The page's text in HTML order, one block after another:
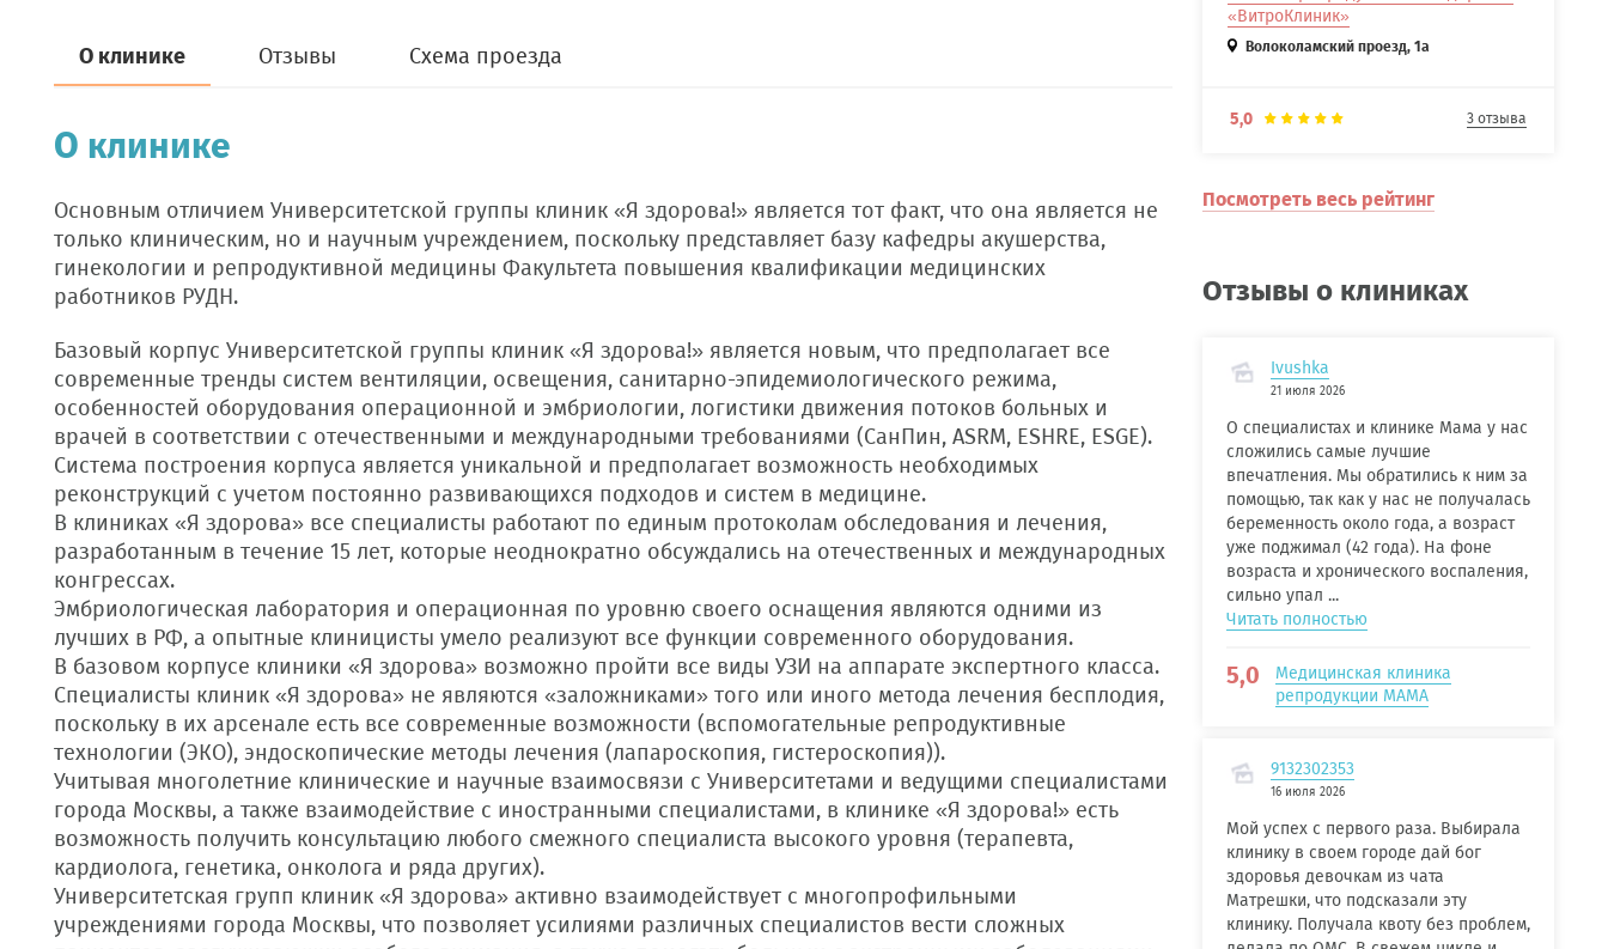
О клинике Отзывы Схема проезда
О клинике
Основным отличием Университетской группы клиник «Я здорова!» является тот факт, что она является не
только клиническим, но и научным учреждением, поскольку представляет базу кафедры акушерства,
гинекологии и репродуктивной медицины Факультета повышения квалификации медицинских
работников РУДН.
Базовый корпус Университетской группы клиник «Я здорова!» является новым, что предполагает все
современные тренды систем вентиляции, освещения, санитарно-эпидемиологического режима,
особенностей оборудования операционной и эмбриологии, логистики движения потоков больных и
врачей в соответствии с отечественными и международными требованиями (СанПин, ASRM, ESHRE, ESGE).
Система построения корпуса является уникальной и предполагает возможность необходимых
реконструкций с учетом постоянно развивающихся подходов и систем в медицине.
В клиниках «Я здорова» все специалисты работают по единым протоколам обследования и лечения,
разработанным в течение 15 лет, которые неоднократно обсуждались на отечественных и международных
конгрессах.
Эмбриологическая лаборатория и операционная по уровню своего оснащения являются одними из
лучших в РФ, а опытные клиницисты умело реализуют все функции современного оборудования.
В базовом корпусе клиники «Я здорова» возможно пройти все виды УЗИ на аппарате экспертного класса.
Специалисты клиник «Я здорова» не являются «заложниками» того или иного метода лечения бесплодия,
поскольку в их арсенале есть все современные возможности (вспомогательные репродуктивные
технологии (ЭКО), эндоскопические методы лечения (лапароскопия, гистероскопия)).
Учитывая многолетние клинические и научные взаимосвязи с Университетами и ведущими специалистами
города Москвы, а также взаимодействие с иностранными специалистами, в клинике «Я здорова!» есть
возможность получить консультацию любого смежного специалиста высокого уровня (терапевта,
кардиолога, генетика, онколога и ряда других).
Университетская групп клиник «Я здорова» активно взаимодействует с многопрофильными
учреждениями города Москвы, что позволяет усилиями различных специалистов вести сложных
«ВитроКлиник»
Волоколамский проезд, 1а
5,0 3 отзыва
Посмотреть весь рейтинг
Отзывы о клиниках
Ivushka
21 июля 2026
О специалистах и клинике Мама у нас
сложились самые лучшие
впечатления. Мы обратились к ним за
помощью, так как у нас не получалась
беременность около года, а возраст
уже поджимал (42 года). На фоне
возраста и хронического воспаления,
сильно упал ...
Читать полностью
5,0
Медицинская клиника
репродукции МАМА
9132302353
16 июля 2026
Мой успех с первого раза. Выбирала
клинику в своем городе дай бог
здоровья девочкам из чата
Матрешки, что подсказали эту
клинику. Получала квоту без проблем,